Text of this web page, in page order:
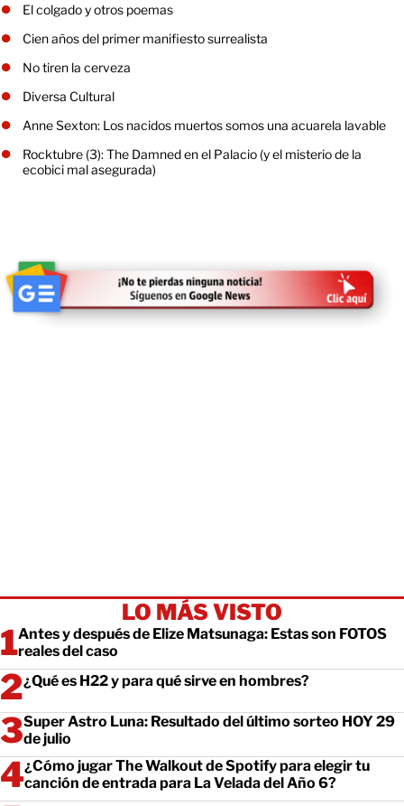
El colgado y otros poemas
Cien años del primer manifiesto surrealista
No tiren la cerveza
Diversa Cultural
Anne Sexton: Los nacidos muertos somos una acuarela lavable
Rocktubre (3): The Damned en el Palacio (y el misterio de la
ecobici mal asegurada)
LO MÁS VISTO
Antes y después de Elize Matsunaga: Estas son FOTOS
reales del caso
¿Qué es H22 y para qué sirve en hombres?
Super Astro Luna: Resultado del último sorteo HOY 29
de julio
¿Cómo jugar The Walkout de Spotify para elegir tu
canción de entrada para La Velada del Año 6?